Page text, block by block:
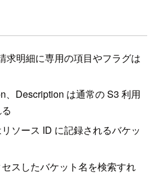
求明細に専用の項目やフラグは
、Description は通常の S3 利用
ソース ID に記録されるバケッ
スしたバケット名を検索すれ